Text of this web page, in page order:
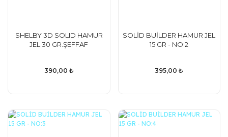
SHELBY 3D SOLID HAMUR
JEL 30 GR.ŞEFFAF
390,00 ₺
SOLİD BUİLDER HAMUR JEL
15 GR - NO:2
395,00 ₺